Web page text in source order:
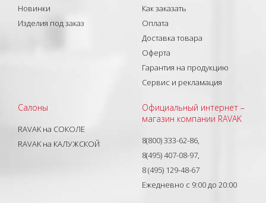
Новинки
Изделия под заказ
Как заказать
Оплата
Доставка товара
Оферта
Гарантия на продукцию
Сервис и рекламация
Салоны
RAVAK на СОКОЛЕ
RAVAK на КАЛУЖСКОЙ
Официальный интернет –
магазин компании RAVAK
8(800) 333-62-86,
8(495) 407-08-97,
8 (495) 129-48-67
Ежедневно с 9:00 до 20:00